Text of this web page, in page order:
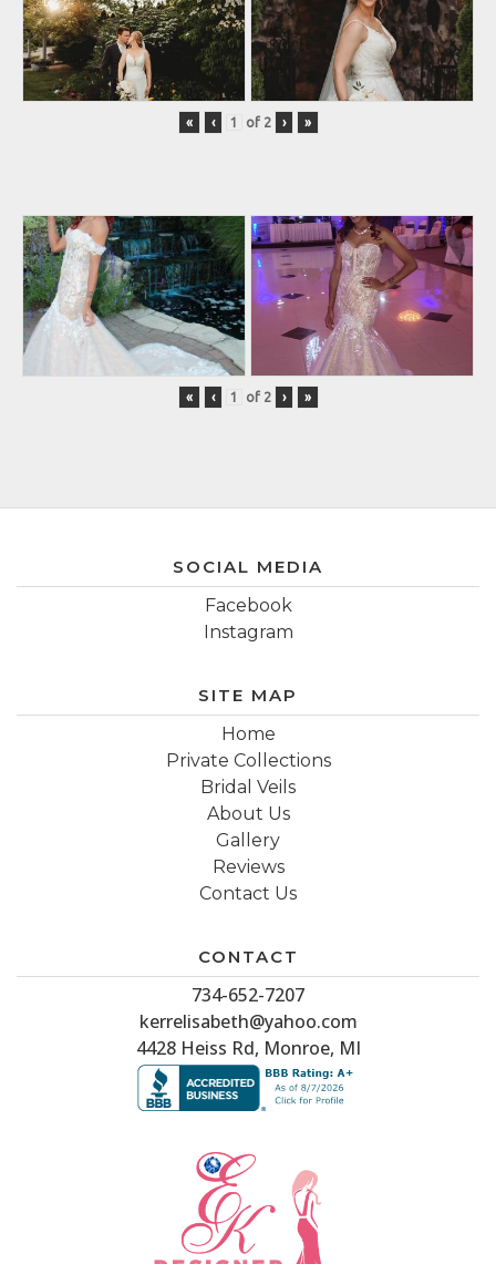
« ‹ of 2 › »
« ‹ of 2 › »
SOCIAL MEDIA
Facebook
Instagram
SITE MAP
Home
Private Collections
Bridal Veils
About Us
Gallery
Reviews
Contact Us
CONTACT
734-652-7207
kerrelisabeth@yahoo.com
4428 Heiss Rd, Monroe, MI